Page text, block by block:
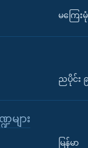
မကြေး
ညပိုင်း
ျား
မြန်မာ